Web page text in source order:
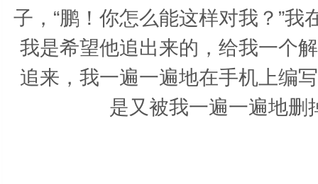
子，“鹏！你怎么能这样对我？”
我是希望他追出来的，给我一个
追来，我一遍一遍地在手机上编
是又被我一遍一遍地删